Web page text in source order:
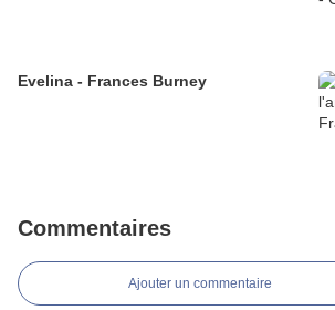
Evelina - Frances Burney
Commentaires
Ajouter un commentaire